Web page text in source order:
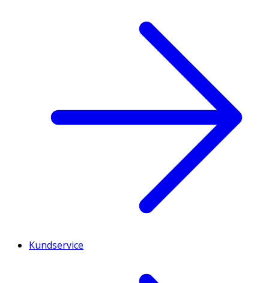
Kundservice